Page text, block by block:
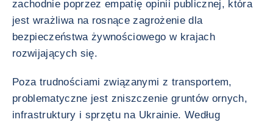
zachodnie poprzez empatię opinii publicznej, która
jest wrażliwa na rosnące zagrożenie dla
bezpieczeństwa żywnościowego w krajach
rozwijających się.
Poza trudnościami związanymi z transportem,
problematyczne jest zniszczenie gruntów ornych,
infrastruktury i sprzętu na Ukrainie. Według